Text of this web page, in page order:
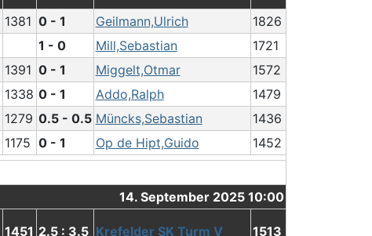
1381 0 - 1 Geilmann,Ulrich
1826
1 - 0 Mill,Sebastian
1721
1391 0 - 1 Miggelt,Otmar
1572
1338 0 - 1 Addo,Ralph
1479
1279 0.5 - 0.5 Müncks,Sebastian
1436
1175 0 - 1 Op de Hipt,Guido 1452
14. September 2025 10:00
1451 2.5 : 3.5 Krefelder SK Turm V 1513